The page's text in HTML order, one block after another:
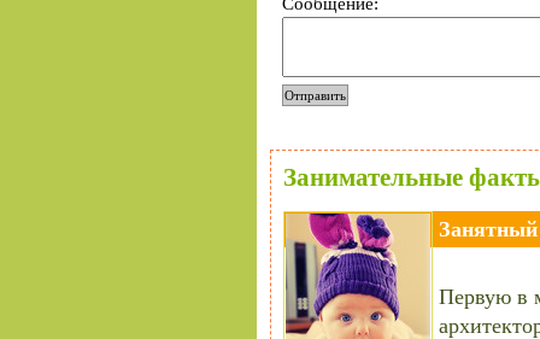
Сообщение:
Занимательные
Первую в